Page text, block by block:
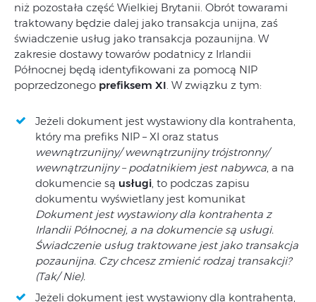
niż pozostała część Wielkiej Brytanii. Obrót towarami
traktowany będzie dalej jako transakcja unijna, zaś
świadczenie usług jako transakcja pozaunijna. W
zakresie dostawy towarów podatnicy z Irlandii
Północnej będą identyfikowani za pomocą NIP
poprzedzonego prefiksem XI. W związku z tym:
Jeżeli dokument jest wystawiony dla kontrahenta,
który ma prefiks NIP – XI oraz status
wewnątrzunijny/ wewnątrzunijny trójstronny/
wewnątrzunijny – podatnikiem jest nabywca, a na
dokumencie są usługi, to podczas zapisu
dokumentu wyświetlany jest komunikat
Dokument jest wystawiony dla kontrahenta z
Irlandii Północnej, a na dokumencie są usługi.
Świadczenie usług traktowane jest jako transakcja
pozaunijna. Czy chcesz zmienić rodzaj transakcji?
(Tak/ Nie).
Jeżeli dokument jest wystawiony dla kontrahenta,